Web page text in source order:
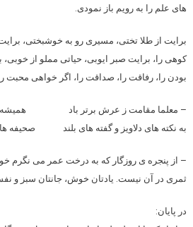
های علم را به رویم باز نمودی.
برایت از طلا تختی، مسیری رو به خوشبختی،
کوهی را، برایت صبر ایوبی، حیاتی مملو از
بودن را، رفاقت را، صداقت را، اگر خواهی محبت
– معلما مقامت ز عرش برتر باد همیشه
به نکته های دلاویز و گفته های بلند صحیفه
– از پنجره یروزگار که به درخت عمر می نگرم
ثمری در آن نیست. یادتان خوش، جانتان سبز و
در پایان: